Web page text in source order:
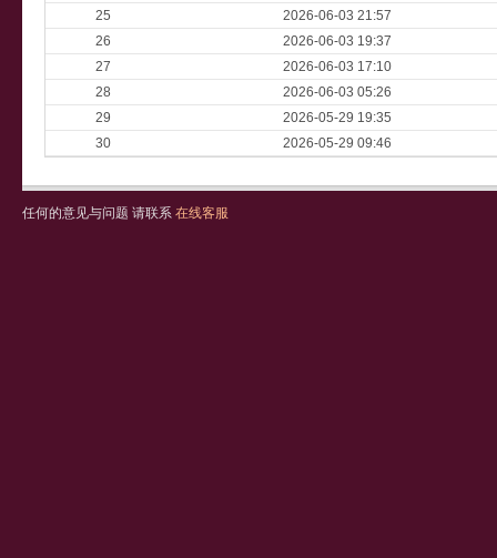
25
2026-06-03 21:57
26
2026-06-03 19:37
27
2026-06-03 17:10
28
2026-06-03 05:26
29
2026-05-29 19:35
30
2026-05-29 09:46
任何的意见与问题 请联系 在线客服